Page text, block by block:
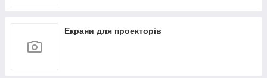
Екрани для проекторів